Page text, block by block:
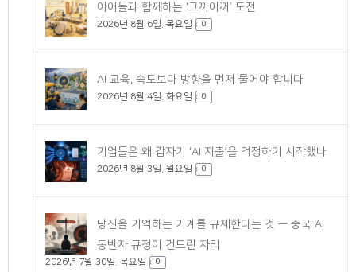
아이들과 함께하는 ‘그까이꺼’ 도전
2026년 8월 6일. 목요일 0
AI 교육, 속도보다 방향을 먼저 물어야 합니다
2026년 8월 4일. 화요일 0
기업들은 왜 갑자기 ‘AI 지출’을 걱정하기 시작했나
2026년 8월 3일. 월요일 0
당신을 기억하는 기계를 규제한다는 것 — 중국 AI
동반자 규정이 건드린 자리
2026년 7월 30일. 목요일 0